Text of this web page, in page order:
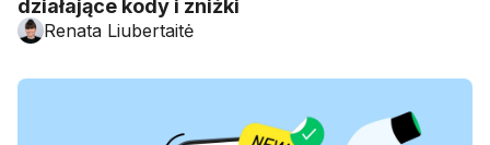
działające kody i zniżki
Renata Liubertaitė